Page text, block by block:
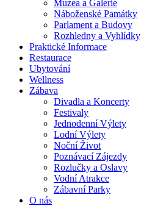
Muzea a Galerie
Náboženské Památky
Parlament a Budovy
Rozhledny a Vyhlídky
Praktické Informace
Restaurace
Ubytování
Wellness
Zábava
Divadla a Koncerty
Festivaly
Jednodenní Výlety
Lodní Výlety
Noční Život
Poznávací Zájezdy
Rozlučky a Oslavy
Vodní Atrakce
Zábavní Parky
O nás